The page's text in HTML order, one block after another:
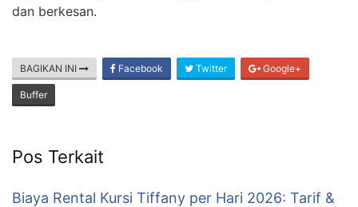
dan berkesan.
BAGIKAN INI Facebook Twitter Google+
Buffer
Pos Terkait
Biaya Rental Kursi Tiffany per Hari 2026: Tarif &